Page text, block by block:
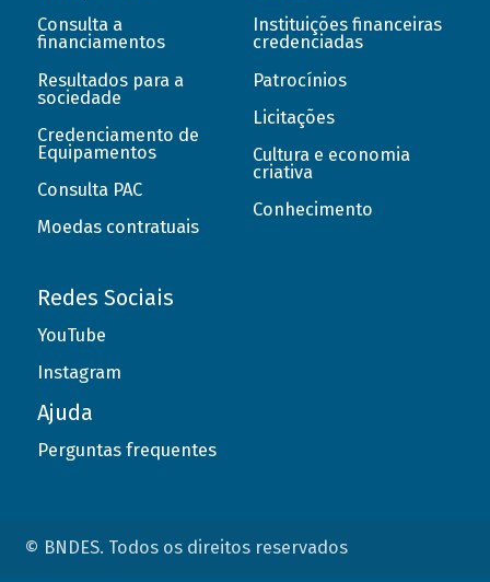
Consulta a
financiamentos
Resultados para a
sociedade
Credenciamento de
Equipamentos
Consulta PAC
Moedas contratuais
Instituições financeiras
credenciadas
Patrocínios
Licitações
Cultura e economia
criativa
Conhecimento
Redes Sociais
YouTube
Instagram
Ajuda
Perguntas frequentes
© BNDES. Todos os direitos reservados